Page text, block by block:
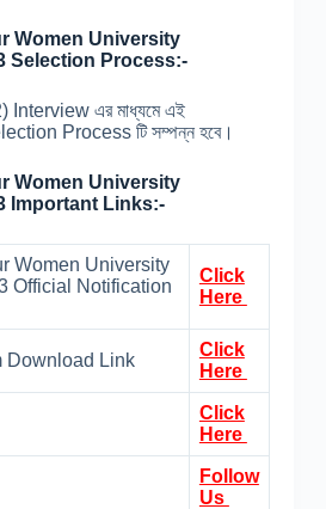
Women University
Selection Process:-
এর মাধ্যমে এই
Process টি সম্পন্ন হবে।
Women University
Important Links:-
Women University
Official Notification
Click
Here
Download Link
Click
Here
Click
Here
Follow
Us